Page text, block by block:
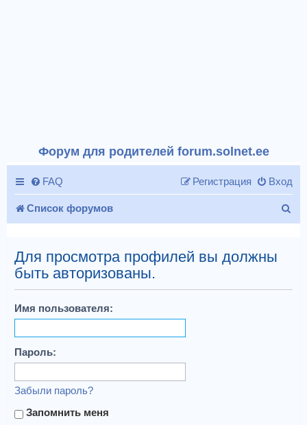
Форум для родителей forum.solnet.ee
FAQ Вход
Регистрация
Список форумов
Для просмотра профилей вы должны
быть авторизованы.
Имя пользователя:
Пароль:
Забыли пароль?
Запомнить меня